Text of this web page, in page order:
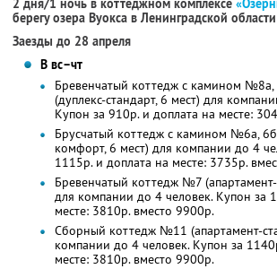
2 дня/1 ночь в коттеджном комплексе
берегу озера Вуокса в Ленинградской области
Заезды до 28 апреля
В вс–чт
Бревенчатый коттедж с камином
(дуплекс-стандарт, 6 мест) для
Купон за 910р. и доплата на месте:
Брусчатый коттедж с камином №6а,
комфорт, 6 мест) для компании до 4
1115р. и доплата на месте: 3735р.
Бревенчатый коттедж №7
для компании до 4 человек. Купон за
месте: 3810р. вместо 9900р.
Сборный коттедж №11 (апартамент-
компании до 4 человек. Купон за
месте: 3810р. вместо 9900р.